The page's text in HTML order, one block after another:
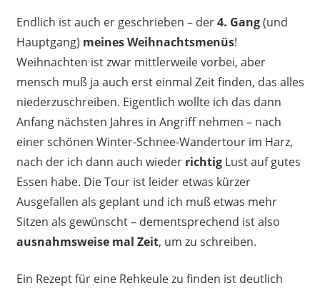
Endlich ist auch er geschrieben – der4. Gang(und
Hauptgang) meines Weihnachtsmenüs!
Weihnachten ist zwar mittlerweile vorbei, aber
mensch muß ja auch erst einmal Zeit finden, das alles
niederzuschreiben. Eigentlich wollte ich das dann
Anfang nächsten Jahres in Angriff nehmen – nach
einer schönen Winter-Schnee-Wandertour im Harz,
nach der ich dann auch wieder richtigLust auf gutes
Essen habe. Die Tour ist leider etwas kürzer
Ausgefallen als geplant und ich muß etwas mehr
Sitzen als gewünscht – dementsprechend ist also
ausnahmsweise mal Zeit, um zu schreiben.
Ein Rezept für eine Rehkeule zu finden ist deutlich